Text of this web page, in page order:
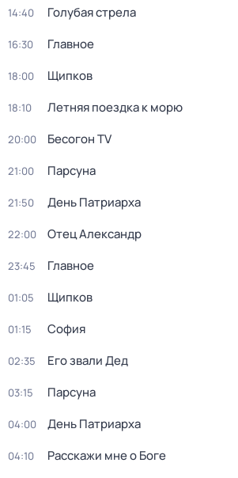
14:40 Голубая стрела
16:30 Главное
18:00 Щипков
18:10 Летняя поездка к морю
20:00 Бесогон TV
21:00 Парсуна
21:50 День Патриарха
22:00 Отец Александр
23:45 Главное
01:05 Щипков
01:15 София
02:35 Его звали Дед
03:15 Парсуна
04:00 День Патриарха
04:10 Расскажи мне о Боге